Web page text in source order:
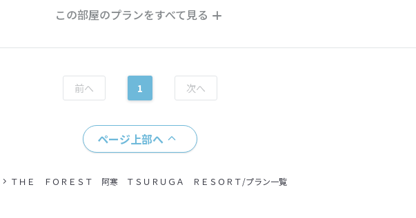
この部屋のプランをすべて見る
1
ページ上部へ
ＴＨＥ ＦＯＲＥＳＴ 阿寒 ＴＳＵＲＵＧＡ ＲＥＳＯＲＴ/プラン一覧